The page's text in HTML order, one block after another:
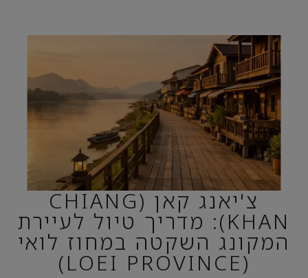
צ'יאנג קאן (CHIANG
KHAN): מדריך טיול לעיירת
המקונג השקטה במחוז לואי
(LOEI PROVINCE)